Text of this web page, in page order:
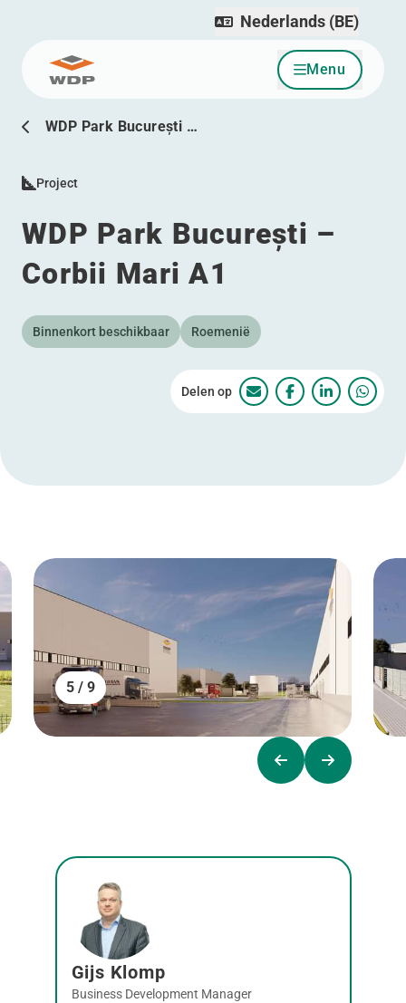
Ga naar inhoud Menu
Nederlands (BE)
WDP Park București …
Project
WDP Park București –
Corbii Mari A1
Binnenkort beschikbaar Roemenië
Delen op WDP Park București
WDP ParkWDP Park
WDP
5 / 9
Gijs Klomp
Business Development Manager